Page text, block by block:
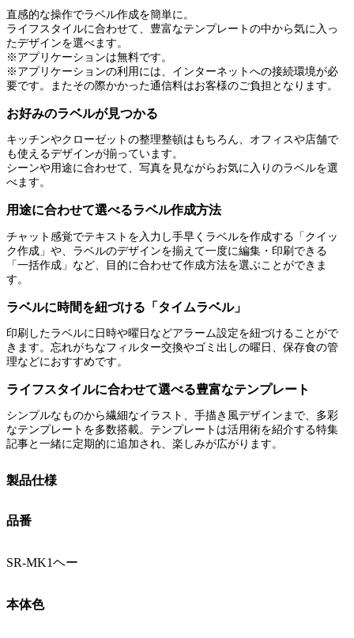
直感的な操作でラベル作成を簡単に。
ライフスタイルに合わせて、豊富なテンプレートの中から気に入っ
たデザインを選べます。
※アプリケーションは無料です。
※アプリケーションの利用には、インターネットへの接続環境が必
要です。またその際かかった通信料はお客様のご負担となります。
お好みのラベルが見つかる
キッチンやクローゼットの整理整頓はもちろん、オフィスや店舗で
も使えるデザインが揃っています。
シーンや用途に合わせて、写真を見ながらお気に入りのラベルを選
べます。
用途に合わせて選べるラベル作成方法
チャット感覚でテキストを入力し手早くラベルを作成する「クイッ
ク作成」や、ラベルのデザインを揃えて一度に編集・印刷できる
「一括作成」など、目的に合わせて作成方法を選ぶことができま
す。
ラベルに時間を紐づける「タイムラベル」
印刷したラベルに日時や曜日などアラーム設定を紐づけることがで
きます。忘れがちなフィルター交換やゴミ出しの曜日、保存食の管
理などにおすすめです。
ライフスタイルに合わせて選べる豊富なテンプレート
シンプルなものから繊細なイラスト、手描き風デザインまで、多彩
なテンプレートを多数搭載。テンプレートは活用術を紹介する特集
記事と一緒に定期的に追加され、楽しみが広がります。
製品仕様
品番
SR-MK1ヘー
本体色